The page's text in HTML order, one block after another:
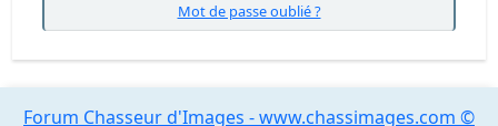
Mot de passe oublié ?
Forum Chasseur d'Images - www.chassimages.com ©